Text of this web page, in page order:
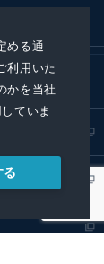
める通
利用いた
かを当社
ていま
る
扱基準